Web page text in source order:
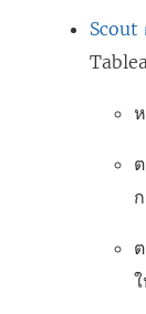
Scout (
ปิ